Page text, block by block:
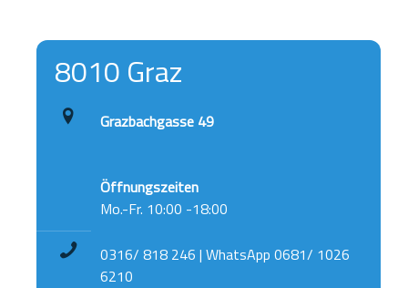
8010 Graz
Grazbachgasse 49
Öffnungszeiten
Mo.-Fr. 10:00 -18:00
0316/ 818 246 | WhatsApp 0681/ 1026
6210